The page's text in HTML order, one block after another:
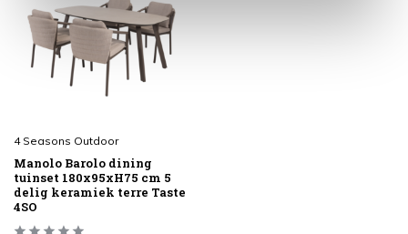
4 Seasons Outdoor
Manolo Barolo dining
tuinset 180x95xH75 cm 5
delig keramiek terre Taste
4SO